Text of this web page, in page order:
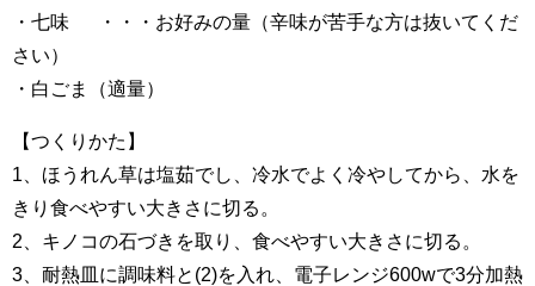
・七味 ・・・お好みの量（辛味が苦手な方は抜いてくだ
さい）
・白ごま（適量）
【つくりかた】
1、ほうれん草は塩茹でし、冷水でよく冷やしてから、水を
きり食べやすい大きさに切る。
2、キノコの石づきを取り、食べやすい大きさに切る。
3、耐熱皿に調味料と(2)を入れ、電子レンジ600wで3分加熱